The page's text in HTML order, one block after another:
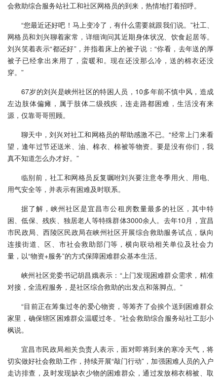
会救助综合服务站社工和社区网格员的到来，热情地打着招呼。
“您最近还好吧！马上变冷了，有什么需要就跟我们说。”社工、
网格员和刘兴聊着家常，详细询问其近期身体状况、饮食起居等。
刘兴笑着表示“都还好”，并指着床上的被子说：“你看，去年送的厚
被子已经拿出来用了，蛮暖和。现在还没那么冷，送的棉衣还没
穿。”
67岁的刘兴是峡州社区的特困人员，10多年前不慎中风，造成
左边肢体偏瘫，属于肢体二级残疾，连走路都困难，生活没有来
源，仅靠哥哥照顾。
聊天中，刘兴对社工和网格员的帮助感激不已。“经常上门来看
望，逢年过节还送米、油、棉衣、棉被等物资。要是没有你们，我
真不知道怎么办才好。”
临别前，社工和网格员反复嘱咐刘兴要注意冬季用火、用电、
用气安全等，并表示有困难及时联系。
据了解，峡州社区是宜昌市公租房数量最多的社区，其中特
困、低保、残疾、独居老人等特殊群体3000余人。去年10月，宜昌
市民政局、西陵区民政局在峡州社区开展综合救助服务试点，纵向
连接街道、区、市社会救助部门等，横向联动相关单位及社会力
量，以“物资+服务”的方式保障困难群众基本生活。
峡州社区党委书记胡昌娥表示：“上门发现困难群众需求，精准
对接，全流程服务，是社区综合救助的出发点和落脚点。”
“目前正在筹集过冬的爱心物资，等筹齐了会挨个送到困难群众
家里，确保辖区困难群众温暖过冬。”社会救助综合服务站社工彭小
枫说。
宜昌市民政局相关负责人表示，面对即将到来的寒冷天气，将
切实做好社会救助工作，持续开展“敲门行动”，加强困难人员的入户
走访排查，及时发现缺衣少物的困难群众，通过发放棉衣棉被、取